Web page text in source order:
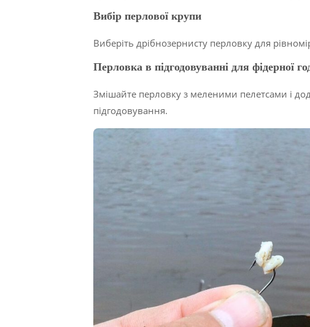
Вибір перлової крупи
Виберіть дрібнозернисту перловку для
Перловка в підгодовуванні для фідерної
Змішайте перловку з меленими пелетсами і
підгодовування.